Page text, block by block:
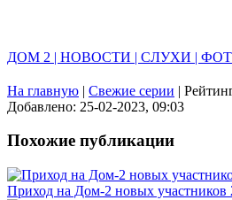
ДОМ 2 | НОВОСТИ | СЛУХИ |
На главную | Свежие серии |
Добавлено: 25-02-2023, 09:03
Похожие публикации
Приход на Дом-2 новых участников